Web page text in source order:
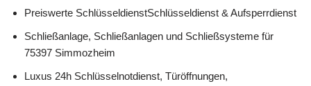
Preiswerte SchlüsseldienstSchlüsseldienst & Aufsperrdienst
Schließanlage, Schließanlagen und Schließsysteme für
75397 Simmozheim
Luxus 24h Schlüsselnotdienst, Türöffnungen,